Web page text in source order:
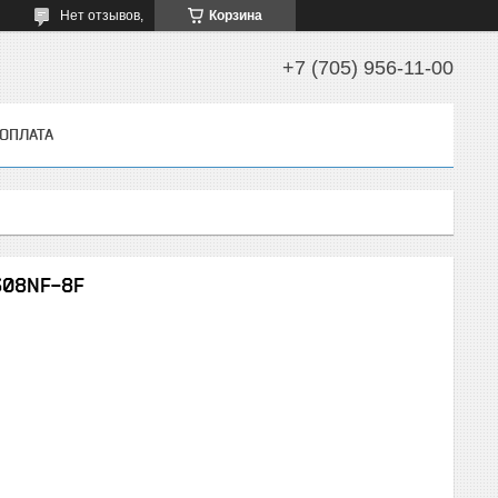
Корзина
Нет отзывов,
+7 (705) 956-11-00
8F